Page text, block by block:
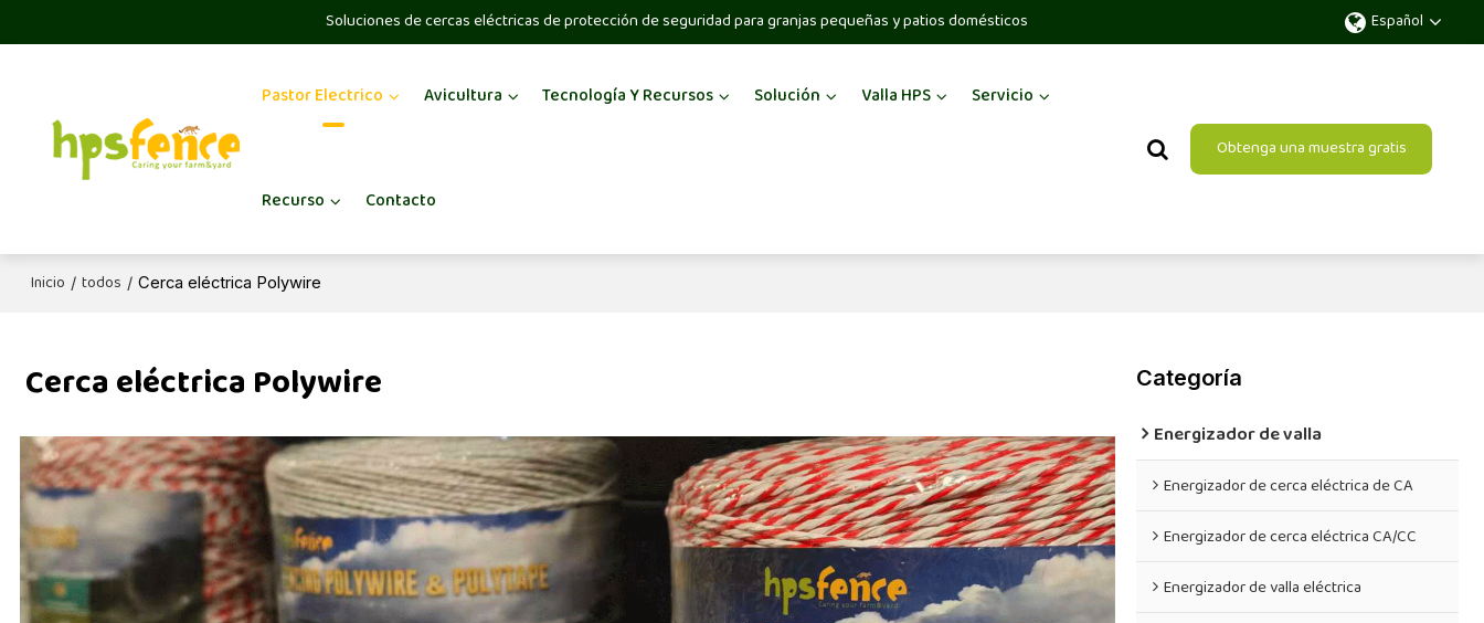
Soluciones de cercas eléctricas de protección de seguridad para granjas pequeñas y patios domésticos Español
Pastor Electrico Avicultura Tecnología Y Recursos Solución Valla HPS Servicio
Recurso Contacto
Obtenga una muestra gratis
Inicio / todos / Cerca eléctrica Polywire
Cerca eléctrica Polywire Categoría
Energizador de valla
Energizador de cerca eléctrica de CA
Energizador de cerca eléctrica CA/CC
Energizador de valla eléctrica